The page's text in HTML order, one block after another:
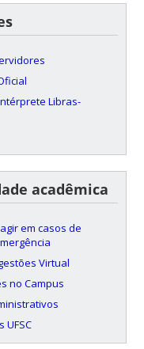
Libras-
acadêmica
em casos de
Virtual
no Campus
UFSC